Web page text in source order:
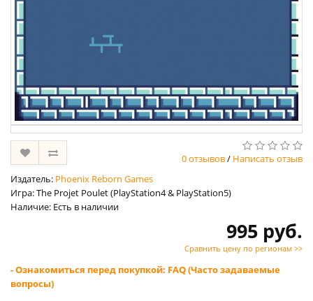
0 отзывов/ Написать отзыв
Издатель: Phoenix Reborn Games
Игра: The Projet Poulet (PlayStation4 & PlayStation5)
Наличие: Есть в наличии
995 руб.
Сравнить цену по регионам >>
- Ознакомиться перед покупкой: FAQ (Часто задаваемые
вопросы)